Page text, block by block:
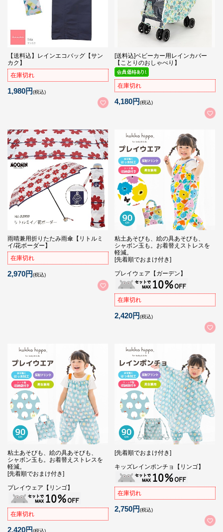
【送料込】レインエコバッグ【サン
カク】
在庫切れ
1,980円(税込)
[送料込]ベビーカー用レインカバー
【ことりのおしゃべり】
在庫切れ
4,180円(税込)
雨晴兼用折りたたみ雨傘【リトルミ
イ/花ボーダー】
在庫切れ
2,970円(税込)
粘土あそびも、絵の具あそびも、
シャボン玉も。お着替えストレスを
軽減。
[先着順でおまけ付き]
プレイウェア【ガーデン】
在庫切れ
2,420円(税込)
粘土あそびも、絵の具あそびも、
シャボン玉も。お着替えストレスを
軽減。
[先着順でおまけ付き]
プレイウェア【リンゴ】
在庫切れ
2,420円(税込)
[先着順でおまけ付き]
キッズレインポンチョ【リンゴ】
在庫切れ
2,750円(税込)